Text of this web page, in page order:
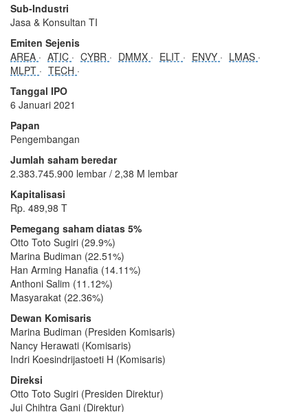
Sub-Industri
Jasa & Konsultan TI
Emiten Sejenis
AREA
ATIC CYBR DMMX ELIT ENVY
LMAS
MLPT
TECH
Tanggal IPO
6 Januari 2021
Papan
Pengembangan
Jumlah saham beredar
2.383.745.900 lembar / 2,38 M lembar
Kapitalisasi
Rp. 489,98 T
Pemegang saham diatas 5%
Otto Toto Sugiri (29.9%)
Marina Budiman (22.51%)
Han Arming Hanafia (14.11%)
Anthoni Salim (11.12%)
Masyarakat (22.36%)
Dewan Komisaris
Marina Budiman (Presiden Komisaris)
Nancy Herawati (Komisaris)
Indri Koesindrijastoeti H (Komisaris)
Direksi
Otto Toto Sugiri (Presiden Direktur)
Jui Chihtra Gani (Direktur)